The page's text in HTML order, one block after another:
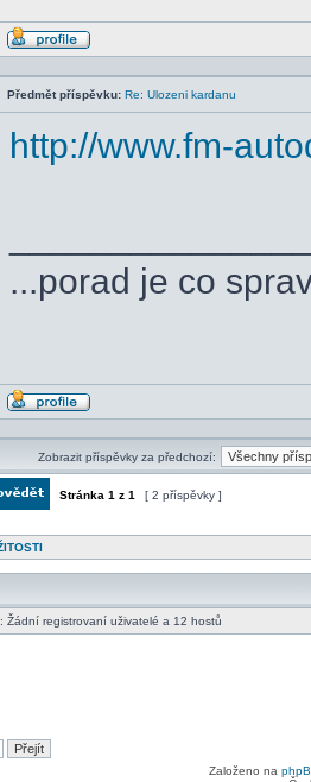
Profil
Předmět příspěvku: Re: Ulozeni kardanu
http://www.fm-
...porad je co
Profil
Zobrazit příspěvky za předchozí:
Stránka 1 z 1 [ 2 příspěvky ]
Žádní registrovaní uživatelé a 12 hostů
Založeno na